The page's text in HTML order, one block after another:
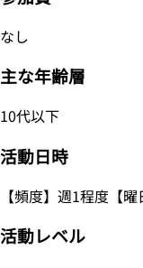
なし
主な年齢層
10代以下
活動日時
【頻度】週1程度【
活動レベル